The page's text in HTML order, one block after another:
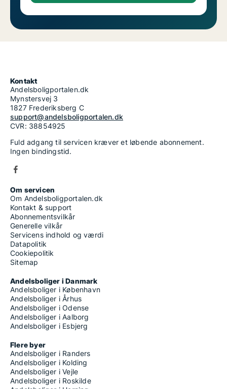
Kontakt
Andelsboligportalen.dk
Mynstersvej 3
1827 Frederiksberg C
support@andelsboligportalen.dk
CVR: 38854925
Fuld adgang til servicen kræver et løbende abonnement.
Ingen bindingstid.
Om servicen
Om Andelsboligportalen.dk
Kontakt & support
Abonnementsvilkår
Generelle vilkår
Servicens indhold og værdi
Datapolitik
Cookiepolitik
Sitemap
Andelsboliger i Danmark
Andelsboliger i København
Andelsboliger i Århus
Andelsboliger i Odense
Andelsboliger i Aalborg
Andelsboliger i Esbjerg
Flere byer
Andelsboliger i Randers
Andelsboliger i Kolding
Andelsboliger i Vejle
Andelsboliger i Roskilde